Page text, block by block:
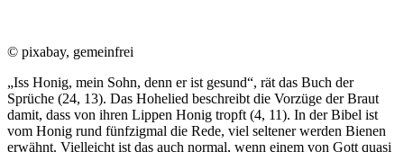
© pixabay, gemeinfrei
„Iss Honig, mein Sohn, denn er ist gesund“, rät das Buch der
Sprüche (24, 13). Das Hohelied beschreibt die Vorzüge der Braut
damit, dass von ihren Lippen Honig tropft (4, 11). In der Bibel ist
vom Honig rund fünfzigmal die Rede, viel seltener werden Bienen
erwähnt. Vielleicht ist das auch normal, wenn einem von Gott quasi